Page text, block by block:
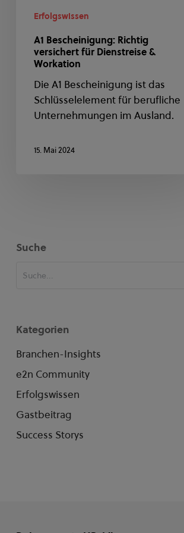
Erfolgswissen
A1 Bescheinigung: Richtig
versichert für Dienstreise &
Workation
Die A1 Bescheinigung ist das
Schlüsselelement für berufliche
Unternehmungen im Ausland.
15. Mai 2024
Suche
Kategorien
Branchen-Insights
e2n Community
Erfolgswissen
Gastbeitrag
Success Storys